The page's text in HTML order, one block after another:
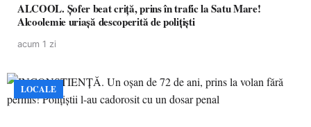
ALCOOL. Șofer beat criță, prins în trafic la Satu Mare!
Alcoolemie uriașă descoperită de polițiști
acum 1 zi
LOCALE